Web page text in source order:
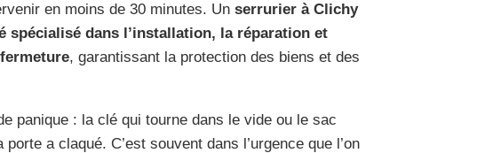
en moins de 30 minutes. Un serrurier à Clichy
spécialisé dans l’installation, la réparation et
, garantissant la protection des biens et des
panique : la clé qui tourne dans le vide ou le sac
a claqué. C’est souvent dans l’urgence que l’on